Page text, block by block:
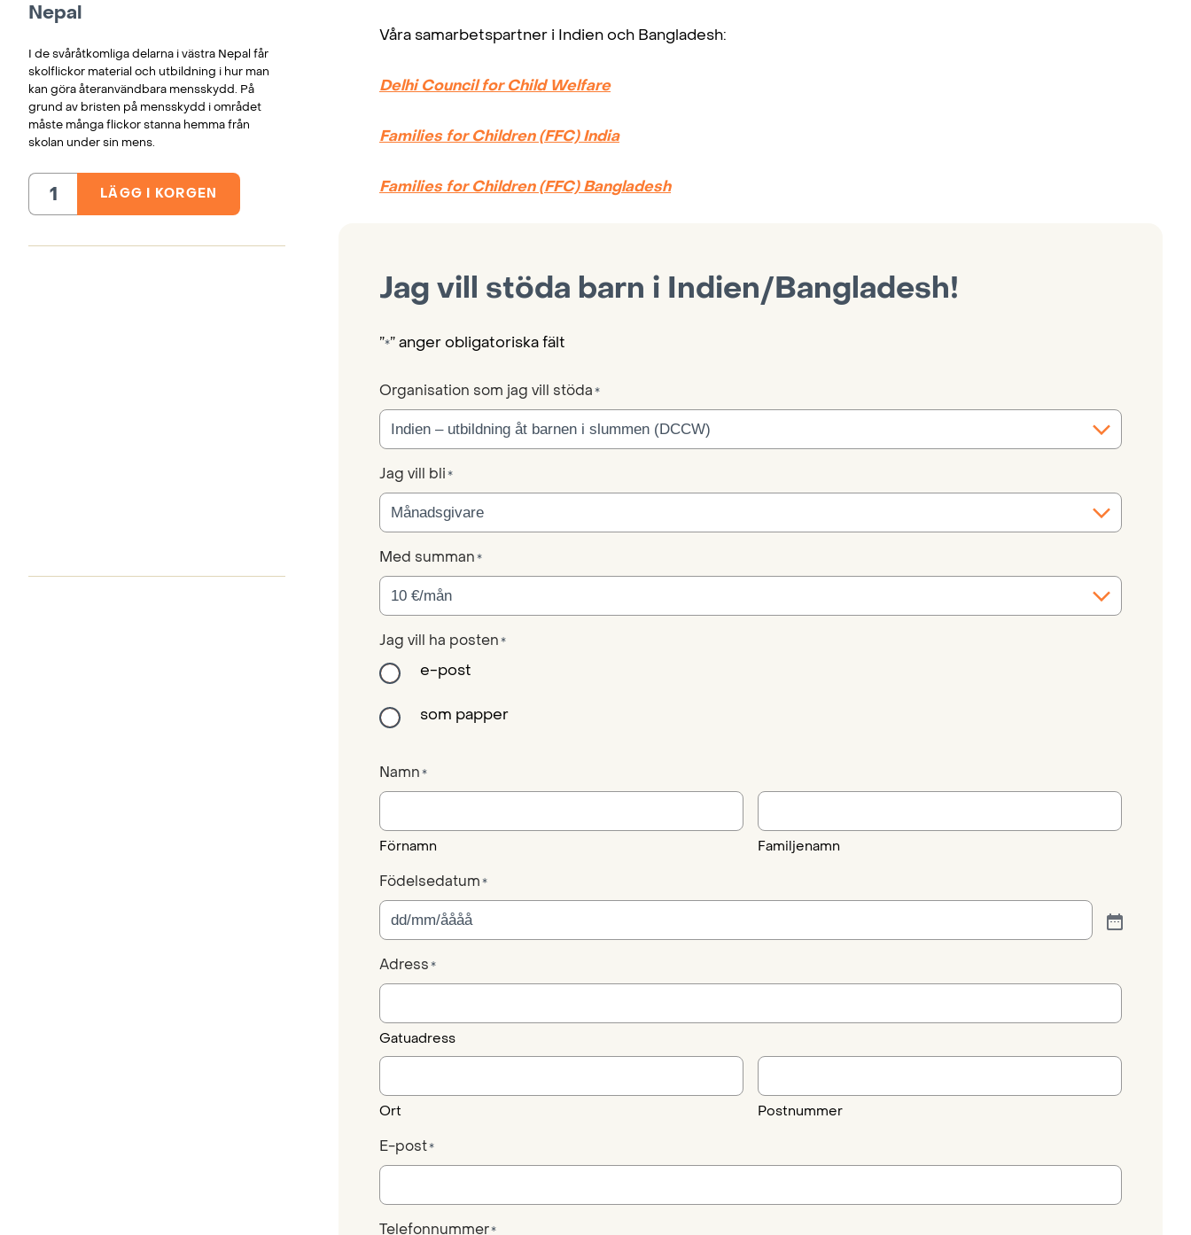
Nepal
I de svåråtkomliga delarna i västra Nepal får
skolflickor material och utbildning i hur man
kan göra återanvändbara mensskydd. På
grund av bristen på mensskydd i området
måste många flickor stanna hemma från
skolan under sin mens.
Mensskydd
mängd
LÄGG I KORGEN
Våra samarbetspartner i Indien och Bangladesh:
Delhi Council for Child Welfare
Families for Children (FFC) India
Families for Children (FFC) Bangladesh
Jag vill stöda barn i Indien/Bangladesh!
”*” anger obligatoriska fält
Organisation som jag vill stöda*
Jag vill bli*
Med summan*
Jag vill ha posten*
e-post
som papper
Namn*
Förnamn Familjenamn
Födelsedatum*
Adress*
Gatuadress
Ort Postnummer
E-post*
Telefonnummer*